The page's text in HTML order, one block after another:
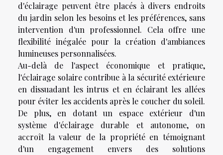
d'éclairage peuvent être placés à divers endroits
du jardin selon les besoins et les préférences, sans
intervention d'un professionnel. Cela offre une
flexibilité inégalée pour la création d'ambiances
lumineuses personnalisées.
Au-delà de l'aspect économique et pratique,
l'éclairage solaire contribue à la sécurité extérieure
en dissuadant les intrus et en éclairant les allées
pour éviter les accidents après le coucher du soleil.
De plus, en dotant un espace extérieur d'un
système d'éclairage durable et autonome, on
accroît la valeur de la propriété en témoignant
d'un engagement envers des solutions